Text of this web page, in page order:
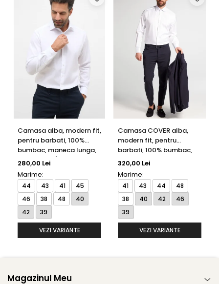
Camasa alba, modern fit,
pentru barbati, 100%
bumbac, maneca lunga,
model 1100/00 X18K
280,00 Lei
Marime:
44 43 41
45
46
38 48
40
42
39
VEZI VARIANTE
Camasa COVER alba,
modern fit, pentru
barbati, 100% bumbac,
maneca lunga, model
320,00 Lei
Marime:
41 43 44
48
38
40 42
46
39
VEZI VARIANTE
Magazinul Meu